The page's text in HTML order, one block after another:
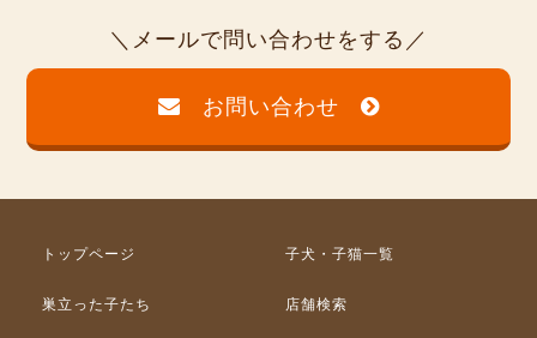
メールで問い合わせをする
お問い合わせ
トップページ 子犬・子猫一覧
巣立った子たち 店舗検索